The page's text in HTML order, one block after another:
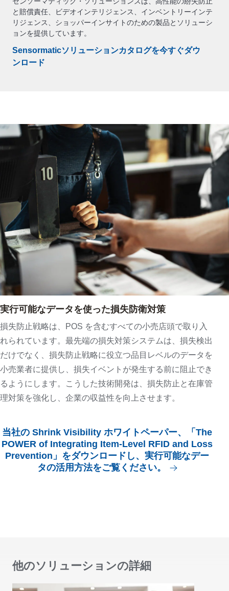
と賠償責任、ビデオインテリジェンス、インベントリーインテ
リジェンス、ショッパーインサイトのための製品とソリューシ
ョンを提供しています。
Sensormaticソリューションカタログを今すぐダウ
ンロード
実行可能なデータを使った損失防衛対策
損失防止戦略は、POS を含むすべての小売店頭で取り入
れられています。最先端の損失対策システムは、損失検出
だけでなく、損失防止戦略に役立つ品目レベルのデータを
小売業者に提供し、損失イベントが発生する前に阻止でき
るようにします。こうした技術開発は、損失防止と在庫管
理対策を強化し、企業の収益性を向上させます。
当社の Shrink Visibility ホワイトペーパー、「The
POWER of Integrating Item-Level RFID and Loss
Prevention」をダウンロードし、実行可能なデー
タの活用方法をご覧ください。
他のソリューションの詳細